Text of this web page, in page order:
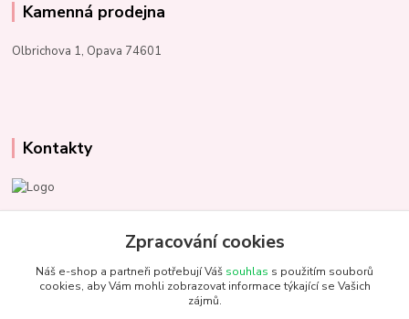
Kamenná prodejna
Olbrichova 1, Opava 74601
Kontakty
+420 731 153 484
info@unezbednychklubicek.cz
Zpracování cookies
Náš e-shop a partneři potřebují Váš souhlas s použitím souborů
cookies, aby Vám mohli zobrazovat informace týkající se Vašich
zájmů.